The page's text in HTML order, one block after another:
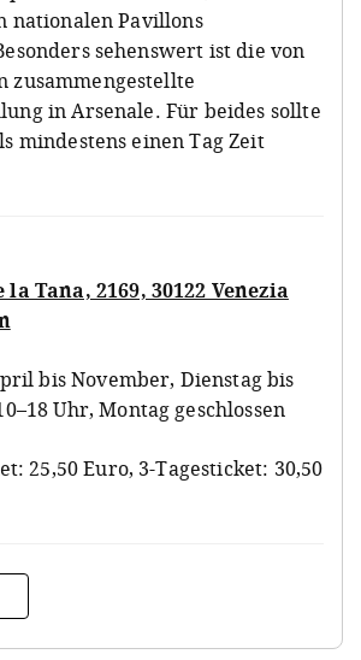
nationalen Pavillons
sehenswert ist die von
zusammengestellte
in Arsenale. Für beides sollte
mindestens einen Tag Zeit
la Tana, 2169, 30122 Venezia
bis November, Dienstag bis
Uhr, Montag geschlossen
25,50 Euro, 3-Tagesticket: 30,50